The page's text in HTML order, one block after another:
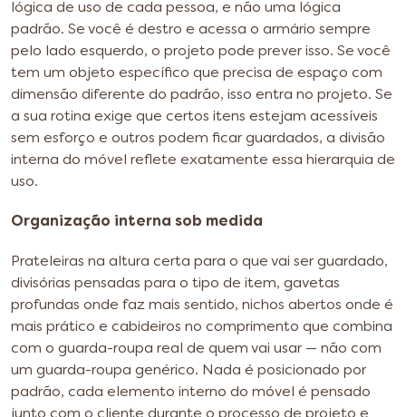
lógica de uso de cada pessoa, e não uma lógica
padrão. Se você é destro e acessa o armário sempre
pelo lado esquerdo, o projeto pode prever isso. Se você
tem um objeto específico que precisa de espaço com
dimensão diferente do padrão, isso entra no projeto. Se
a sua rotina exige que certos itens estejam acessíveis
sem esforço e outros podem ficar guardados, a divisão
interna do móvel reflete exatamente essa hierarquia de
uso.
Organização interna sob medida
Prateleiras na altura certa para o que vai ser guardado,
divisórias pensadas para o tipo de item, gavetas
profundas onde faz mais sentido, nichos abertos onde é
mais prático e cabideiros no comprimento que combina
com o guarda-roupa real de quem vai usar — não com
um guarda-roupa genérico. Nada é posicionado por
padrão, cada elemento interno do móvel é pensado